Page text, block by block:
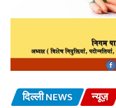
दिल्ली NEWS न्यूज़